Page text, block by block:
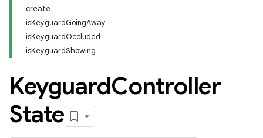
create
isKeyguardGoingAway
isKeyguardOccluded
isKeyguardShowing
KeyguardController
State